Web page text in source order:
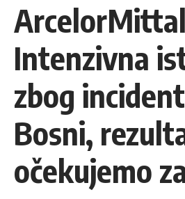
Intenzivna
zbog
Bosni,
očekujemo